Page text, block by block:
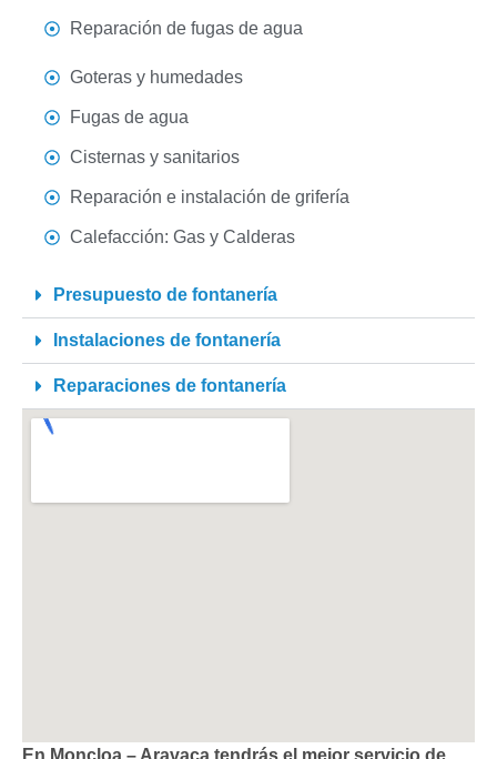
Reparación de fugas de agua
Goteras y humedades
Fugas de agua
Cisternas y sanitarios
Reparación e instalación de grifería
Calefacción: Gas y Calderas
Presupuesto de fontanería
Instalaciones de fontanería
Reparaciones de fontanería